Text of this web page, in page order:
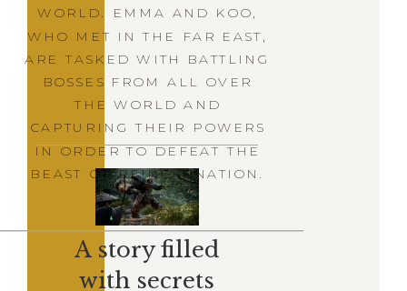
WORLD. EMMA AND KOO,
WHO MET IN THE FAR EAST,
ARE TASKED WITH BATTLING
BOSSES FROM ALL OVER
THE WORLD AND
CAPTURING THEIR POWERS
IN ORDER TO DEFEAT THE
BEAST OF REINCARNATION.
A story filled
with secrets